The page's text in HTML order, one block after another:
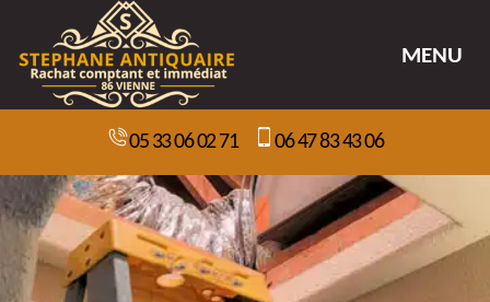
MENU
05 33 06 02 71 06 47 83 43 06